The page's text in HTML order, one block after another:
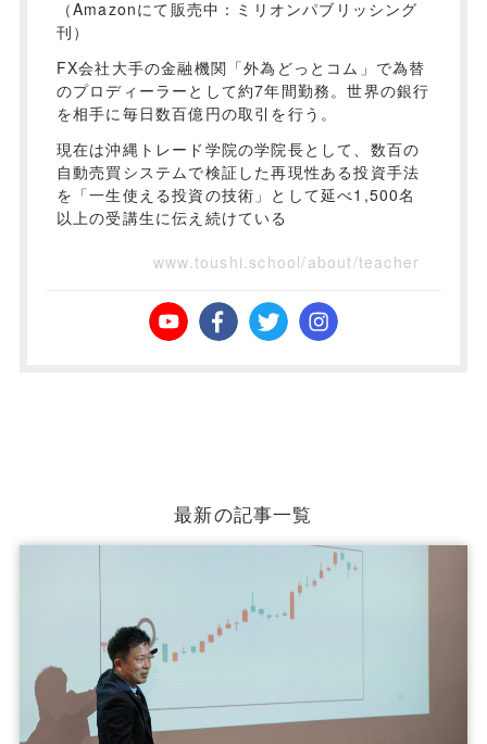
（Amazonにて販売中：ミリオンパブリッシング
刊）
FX会社大手の金融機関「外為どっとコム」で為替
のプロディーラーとして約7年間勤務。世界の銀行
を相手に毎日数百億円の取引を行う。
現在は沖縄トレード学院の学院長として、数百の
自動売買システムで検証した再現性ある投資手法
を「一生使える投資の技術」として延べ1,500名
以上の受講生に伝え続けている
www.toushi.school/about/teacher
最新の記事一覧